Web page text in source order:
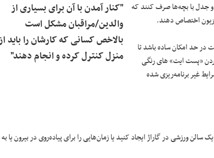
"کنار آمدن با آن برای بسیاری از
والدین/مراقبان مشکل است
بالاخص کسانی که کارشان را باید
منزل کنترل کرده و انجام دهند"
و جدل با بچه‌ها صرف کنند که
اختصاص دهند.
در حد امکان ساده باشد تا
کردن «پست ایت» ‌های رنگی
غیر برنامه‌ریزی شده
ورزشی در گاراژ ایجاد کنید یا زمان‌هایی را برای پیاده‌روی در بیرون یا به